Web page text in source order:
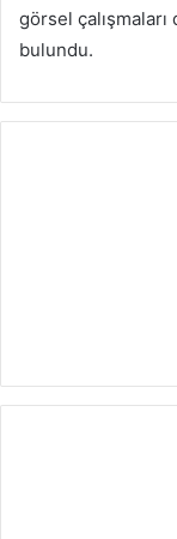
görsel
bulundu.